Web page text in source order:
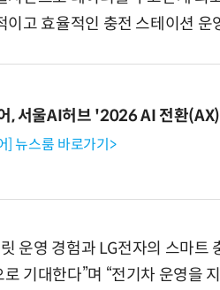
고 효율적인 충전 스테이션 운
, 서울AI허브 '2026 AI 전환
] 뉴스룸 바로가기>
운영 경험과 LG전자의 스마트
기대한다”며 “전기차 운영을